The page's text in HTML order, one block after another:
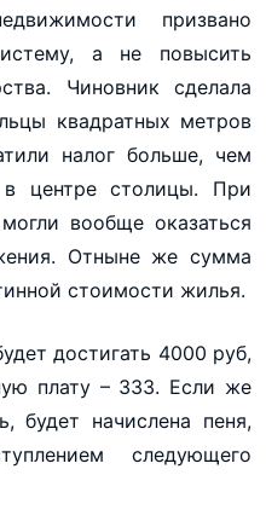
призвано
а не повысить
Чиновник сделала
квадратных метров
налог больше, чем
в центре столицы. При
вообще оказаться
Отныне же сумма
стоимости жилья.
достигать 4000 руб,
плату – 333. Если же
будет начислена пеня,
следующего